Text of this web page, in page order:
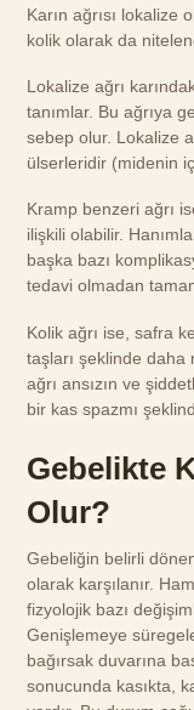
Karın ağrısı
kolik olarak da
Lokalize ağrı
tanımlar. Bu ağrıya
sebep olur. Lokalize
ülserleridir (midenin
Kramp benzeri ağrı
ilişkili olabilir.
başka bazı
tedavi olmadan
Kolik ağrı ise, safra
taşları şeklinde daha
ağrı ansızın ve
bir kas spazmı
Gebelikte
Olur?
Gebeliğin belirli
olarak karşılanır.
fizyolojik bazı
Genişlemeye
bağırsak duvarına
sonucunda kasıkta,